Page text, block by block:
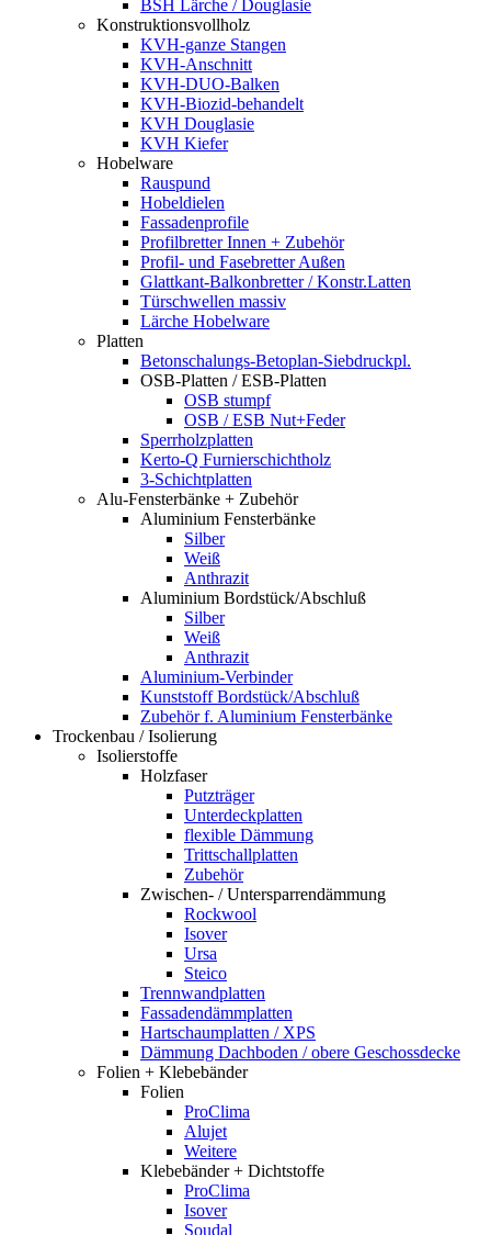
BSH Lärche / Douglasie
Konstruktionsvollholz
KVH-ganze Stangen
KVH-Anschnitt
KVH-DUO-Balken
KVH-Biozid-behandelt
KVH Douglasie
KVH Kiefer
Hobelware
Rauspund
Hobeldielen
Fassadenprofile
Profilbretter Innen + Zubehör
Profil- und Fasebretter Außen
Glattkant-Balkonbretter / Konstr.Latten
Türschwellen massiv
Lärche Hobelware
Platten
Betonschalungs-Betoplan-Siebdruckpl.
OSB-Platten / ESB-Platten
OSB stumpf
OSB / ESB Nut+Feder
Sperrholzplatten
Kerto-Q Furnierschichtholz
3-Schichtplatten
Alu-Fensterbänke + Zubehör
Aluminium Fensterbänke
Silber
Weiß
Anthrazit
Aluminium Bordstück/Abschluß
Silber
Weiß
Anthrazit
Aluminium-Verbinder
Kunststoff Bordstück/Abschluß
Zubehör f. Aluminium Fensterbänke
Trockenbau / Isolierung
Isolierstoffe
Holzfaser
Putzträger
Unterdeckplatten
flexible Dämmung
Trittschallplatten
Zubehör
Zwischen- / Untersparrendämmung
Rockwool
Isover
Ursa
Steico
Trennwandplatten
Fassadendämmplatten
Hartschaumplatten / XPS
Dämmung Dachboden / obere Geschossdecke
Folien + Klebebänder
Folien
ProClima
Alujet
Weitere
Klebebänder + Dichtstoffe
ProClima
Isover
Soudal